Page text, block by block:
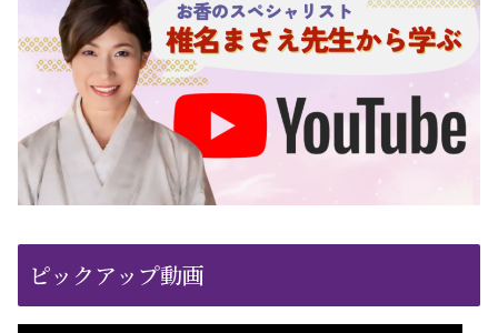
ピックアップ動画